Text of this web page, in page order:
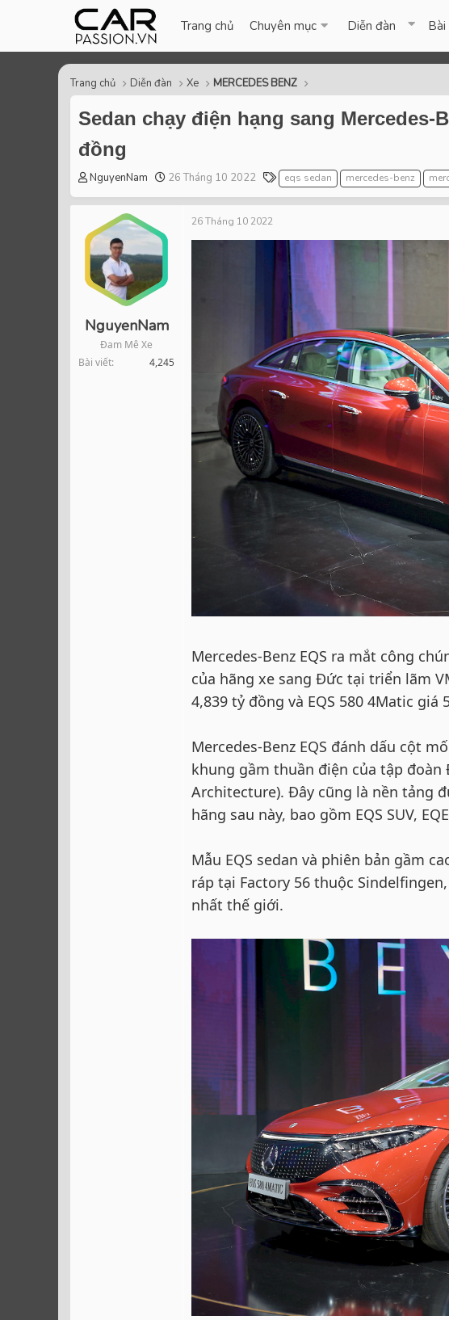
Trang chủ Chuyên mục Diễn đàn Bài
Trang chủ Diễn đàn Xe MERCEDES BENZ
Sedan chạy điện hạng sang Mercedes-
đồng
T
r
a
d
s
t
r
r
NguyenNam
S
a
t
26 Tháng 10 2022
T
a
g
eqs sedan mercedes-benz
NguyenNam
Đam Mê Xe
Bài viết
4,245
26 Tháng 10 2022
Mercedes-Benz EQS ra mắt công
của hãng xe sang Đức tại triển lãm
4,839 tỷ đồng và EQS 580 4Matic giá
Mercedes-Benz EQS đánh dấu cột
khung gầm thuần điện của tập đoàn
Architecture). Đây cũng là nền tảng
hãng sau này, bao gồm EQS SUV,
Mẫu EQS sedan và phiên bản gầm
ráp tại Factory 56 thuộc
nhất thế giới.